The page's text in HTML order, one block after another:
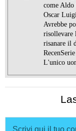
come Aldo
Oscar
Avrebbe
risollevare
risanare il
L'unico